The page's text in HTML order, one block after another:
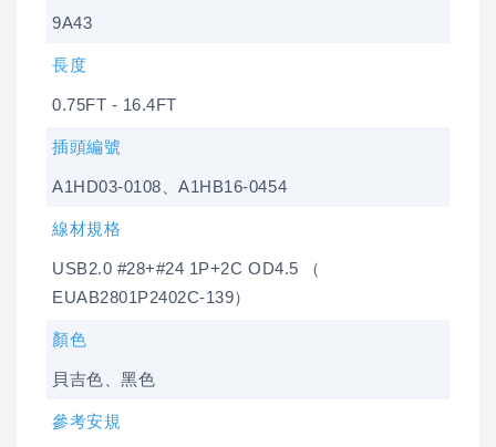
9A43
長度
0.75FT - 16.4FT
插頭編號
A1HD03-0108、A1HB16-0454
線材規格
USB2.0 #28+#24 1P+2C OD4.5 （
EUAB2801P2402C-139）
顏色
貝吉色、黑色
參考安規